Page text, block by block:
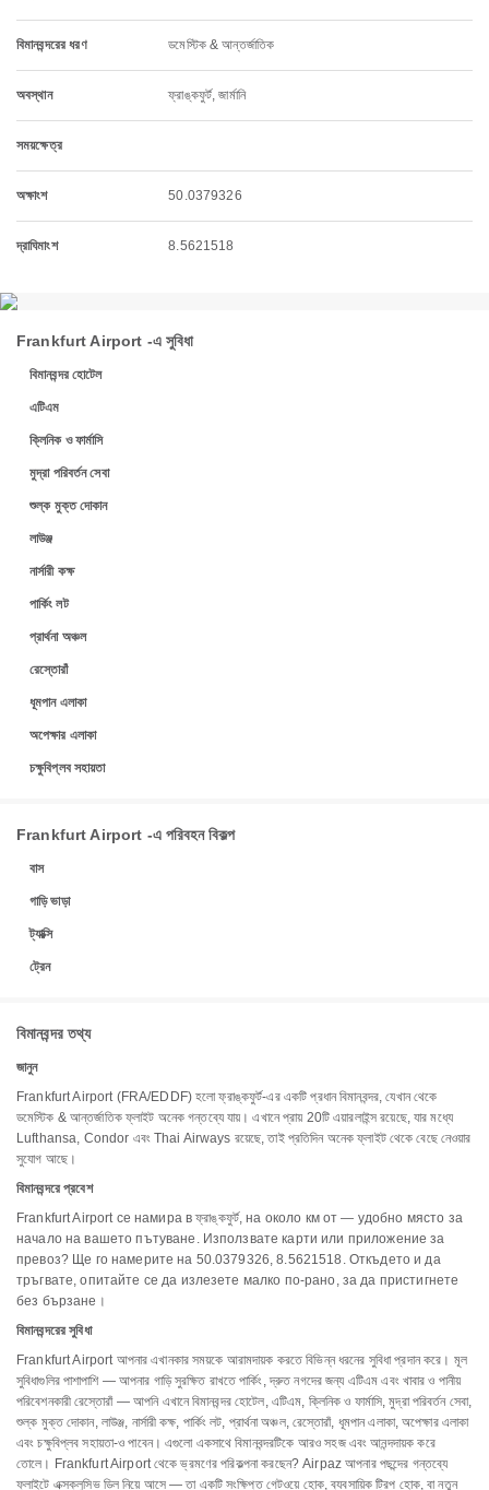
বিমানবন্দরের ধরণ ডমেস্টিক & আন্তর্জাতিক
অবস্থান ফ্রাঙ্কফুর্ট, জার্মানি
সময়ক্ষেত্র
অক্ষাংশ 50.0379326
দ্রাঘিমাংশ 8.5621518
Frankfurt Airport -এ সুবিধা
বিমানবন্দর হোটেল
এটিএম
ক্লিনিক ও ফার্মাসি
মুদ্রা পরিবর্তন সেবা
শুল্ক মুক্ত দোকান
লাউঞ্জ
নার্সারী কক্ষ
পার্কিং লট
প্রার্থনা অঞ্চল
রেস্তোরাঁ
ধূমপান এলাকা
অপেক্ষার এলাকা
চক্ষুবিপ্লব সহায়তা
Frankfurt Airport -এ পরিবহন বিকল্প
বাস
গাড়ি ভাড়া
ট্যাক্সি
ট্রেন
বিমানবন্দর তথ্য
জানুন
Frankfurt Airport (FRA/EDDF) হলো ফ্রাঙ্কফুর্ট-এর একটি প্রধান বিমানবন্দর, যেখান থেকে
ডমেস্টিক & আন্তর্জাতিক ফ্লাইট অনেক গন্তব্যে যায়। এখানে প্রায় 20টি এয়ারলাইন্স রয়েছে, যার মধ্যে
Lufthansa, Condor এবং Thai Airways রয়েছে, তাই প্রতিদিন অনেক ফ্লাইট থেকে বেছে নেওয়ার
সুযোগ আছে।
বিমানবন্দরে প্রবেশ
Frankfurt Airport се намира в ফ্রাঙ্কফুর্ট, на около км от — удобно място за
начало на вашето пътуване. Използвате карти или приложение за
превоз? Ще го намерите на 50.0379326, 8.5621518. Откъдето и да
тръгвате, опитайте се да излезете малко по-рано, за да пристигнете
без бързане।
বিমানবন্দরের সুবিধা
Frankfurt Airport আপনার এখানকার সময়কে আরামদায়ক করতে বিভিন্ন ধরনের সুবিধা প্রদান করে। মূল
সুবিধাগুলির পাশাপাশি — আপনার গাড়ি সুরক্ষিত রাখতে পার্কিং, দ্রুত নগদের জন্য এটিএম এবং খাবার ও পানীয়
পরিবেশনকারী রেস্তোরাঁ — আপনি এখানে বিমানবন্দর হোটেল, এটিএম, ক্লিনিক ও ফার্মাসি, মুদ্রা পরিবর্তন সেবা,
শুল্ক মুক্ত দোকান, লাউঞ্জ, নার্সারী কক্ষ, পার্কিং লট, প্রার্থনা অঞ্চল, রেস্তোরাঁ, ধূমপান এলাকা, অপেক্ষার এলাকা
এবং চক্ষুবিপ্লব সহায়তা-ও পাবেন। এগুলো একসাথে বিমানবন্দরটিকে আরও সহজ এবং আনন্দদায়ক করে
তোলে। Frankfurt Airport থেকে ভ্রমণের পরিকল্পনা করছেন? Airpaz আপনার পছন্দের গন্তব্যে
ফ্লাইটে এক্সক্লুসিভ ডিল নিয়ে আসে — তা একটি সংক্ষিপ্ত গেটওয়ে হোক, ব্যবসায়িক ট্রিপ হোক, বা নতুন